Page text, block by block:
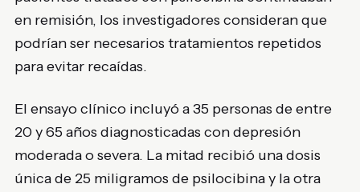
en remisión, los investigadores consideran que
podrían ser necesarios tratamientos repetidos
para evitar recaídas.
El ensayo clínico incluyó a 35 personas de entre
20 y 65 años diagnosticadas con depresión
moderada o severa. La mitad recibió una dosis
única de 25 miligramos de psilocibina y la otra